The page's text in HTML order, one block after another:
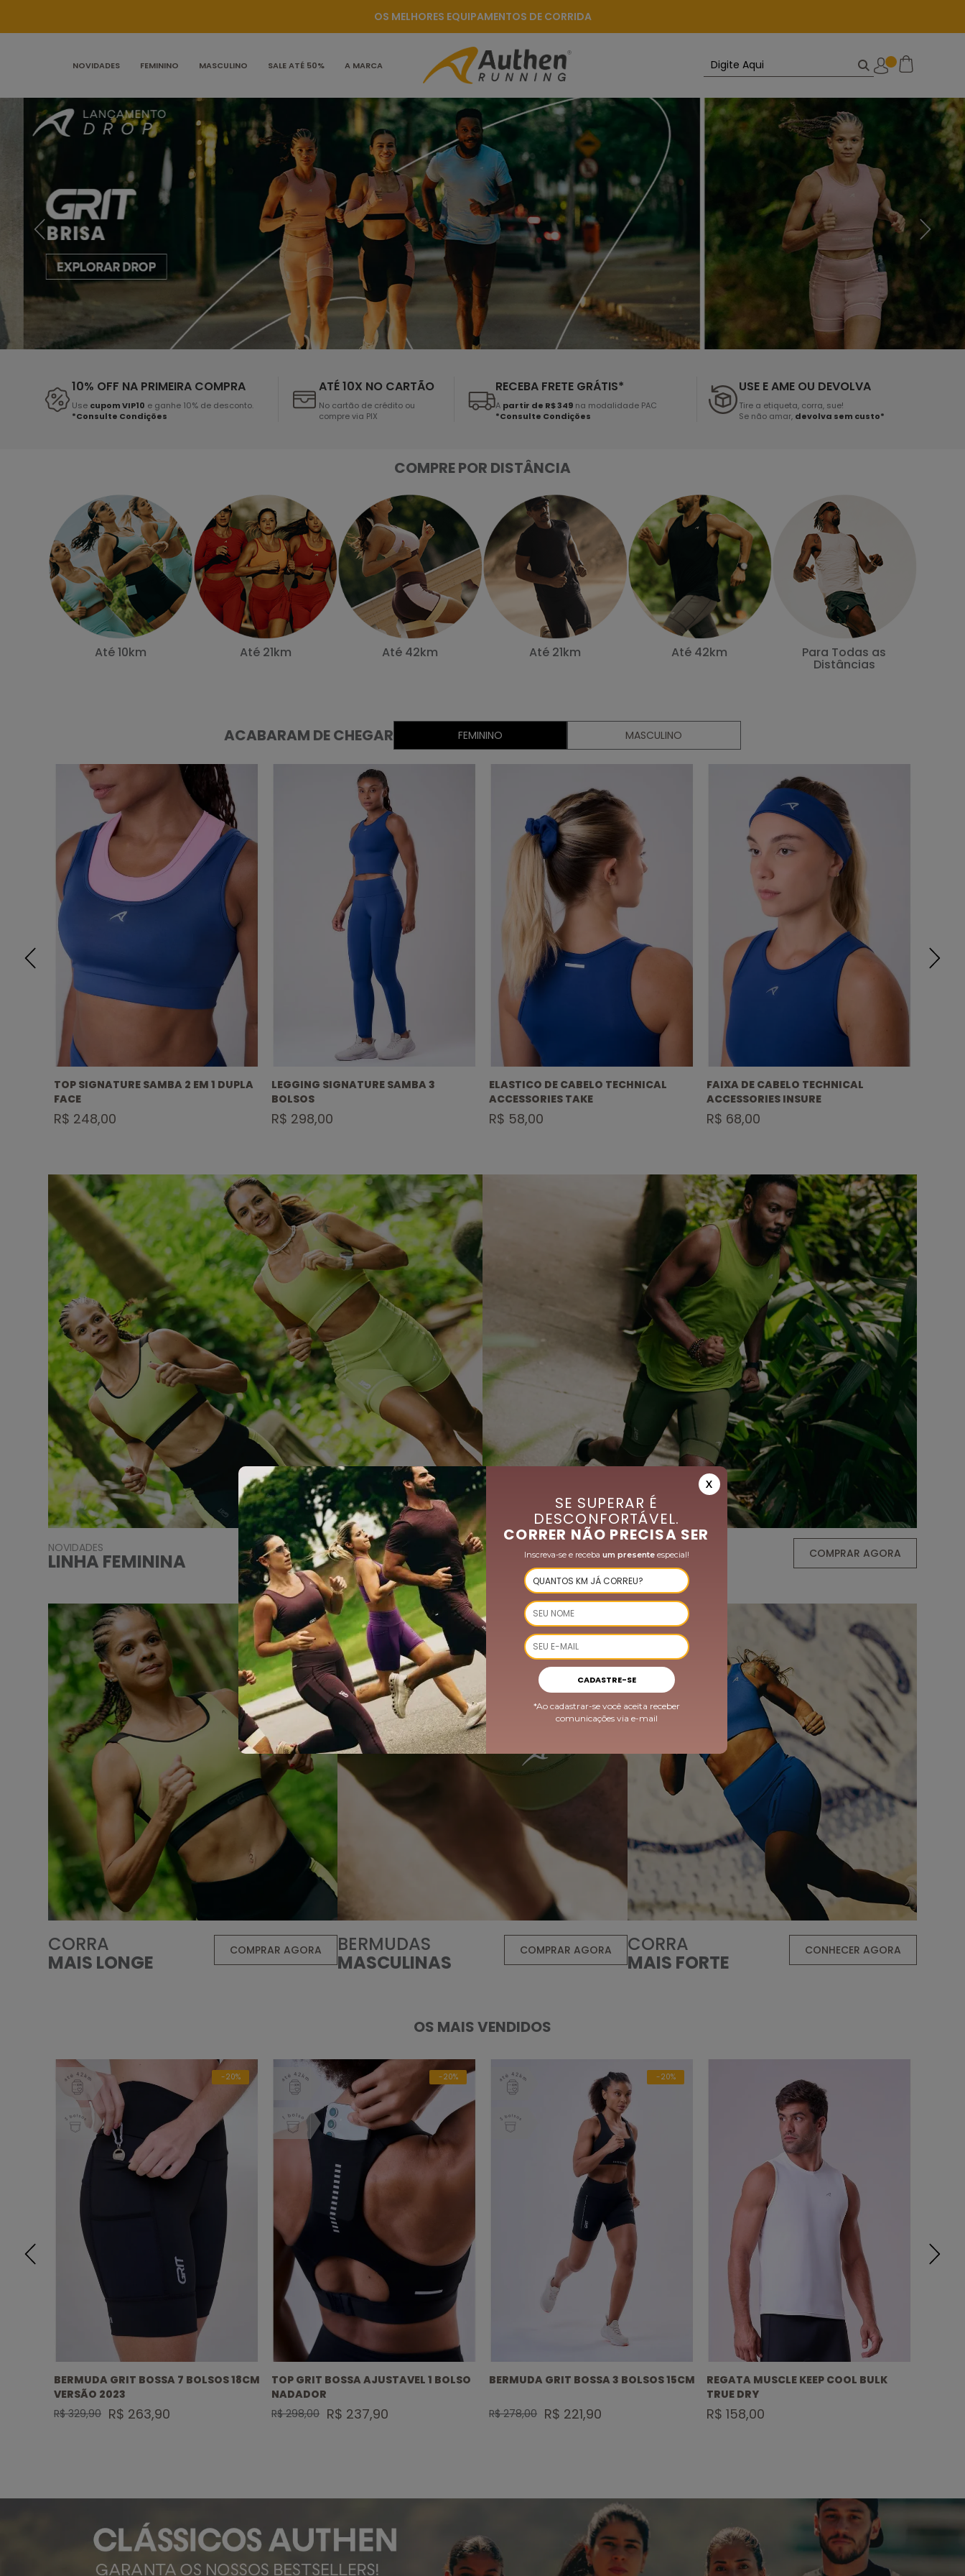
OS MELHORES EQUIPAMENTOS DE CORRIDA
NOVIDADES FEMININO MASCULINO SALE ATÉ 50% A MARCA
10% OFF NA PRIMEIRA COMPRA
Use cupom VIP10 e ganhe 10% de desconto.
*Consulte Condições
ATÉ 10X NO CARTÃO
No cartão de crédito ou
compre via PIX
RECEBA FRETE GRÁTIS*
A partir de R$ 349na modalidade PAC
*Consulte Condições
USE E AME OU DEVOLVA
Tire a etiqueta, corra, sue!
Se não amar, devolva sem custo*
COMPRE POR DISTÂNCIA
Até 10km Até 21km Até 42km Até 21km Até 42km Para Todas as
Distâncias
ACABARAM DE CHEGAR FEMININO MASCULINO
TOP SIGNATURE SAMBA 2 EM 1 DUPLA
FACE
R$ 248,00
LEGGING SIGNATURE SAMBA 3
BOLSOS
R$ 298,00
ELASTICO DE CABELO TECHNICAL
ACCESSORIES TAKE
R$ 58,00
FAIXA DE CABELO TECHNICAL
ACCESSORIES INSURE
R$ 68,00
NOVIDADES
LINHA FEMININA COMPRAR AGORA NOVIDADES
LINHA MASCULINA COMPRAR AGORA
CORRA
MAIS LONGE
COMPRAR AGORA BERMUDAS
MASCULINAS
COMPRAR AGORA CORRA
MAIS FORTE
CONHECER AGORA
OS MAIS VENDIDOS
BERMUDA GRIT BOSSA 7 BOLSOS 18CM
VERSÃO 2023
R$ 329,90 R$ 263,90
-20%
TOP GRIT BOSSA AJUSTAVEL 1 BOLSO
NADADOR
R$ 298,00 R$ 237,90
-20%
BERMUDA GRIT BOSSA 3 BOLSOS 15CM
R$ 278,00 R$ 221,90
-20%
REGATA MUSCLE KEEP COOL BULK
TRUE DRY
R$ 158,00
X
SE SUPERAR É
DESCONFORTÁVEL.
CORRER NÃO PRECISA SER
Inscreva-se e receba um presenteespecial!
CADASTRE-SE
*Ao cadastrar-se você aceita receber
comunicações via e-mail